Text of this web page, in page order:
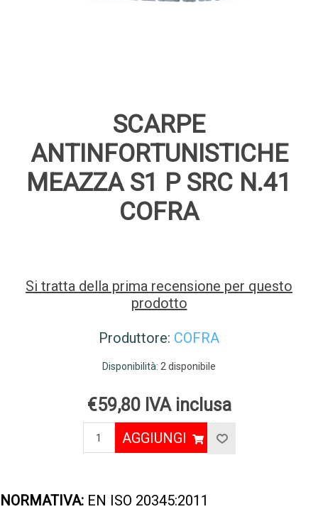
SCARPE
ANTINFORTUNISTICHE
MEAZZA S1 P SRC N.41
COFRA
Si tratta della prima recensione per questo
prodotto
Produttore: COFRA
Disponibilità: 2 disponibile
€59,80 IVA inclusa
AGGIUNGI
NORMATIVA: EN ISO 20345:2011